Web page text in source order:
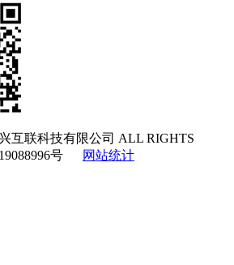
互联科技有限公司 ALL RIGHTS
号 网站统计